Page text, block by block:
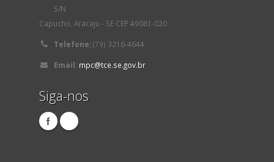
S/N
Capucho, Aracaju - SE CEP 49081-020
Telefone:(79) 3216-4644
Email: mpc@tce.se.gov.br
Siga-nos